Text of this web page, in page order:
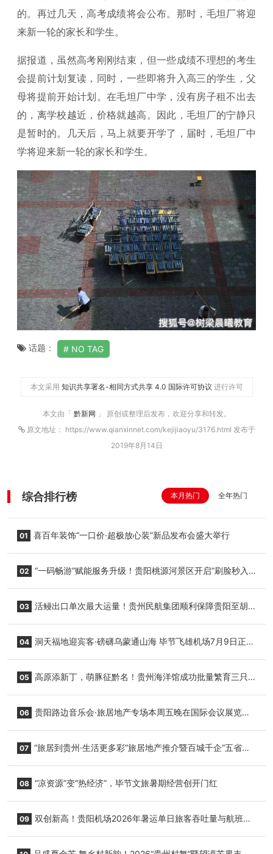
的。再过几天，高考成绩将会公布。那时，毛坦厂将迎
来新一轮的家长和学生。
据报道，虽然高考刚刚结束，但一些成绩不理想的考生
会提前计划复读，同时，一些即将升入高三的学生，父
母将提前开始计划。在毛坦厂中学，没有房子租不出去
的，离学校越近，价格就越高。因此，毛坦厂的宁静只
是暂时的。几天后，马上就要开学了，届时，毛坦厂中
学将迎来新一轮的家长和学生。
话题： NO TAG
本文采用 知识共享署名-相同方式共享 4.0 国际许可协议 进行许可
本文由「 黔新网 」 原创或整理后发布，欢迎分享和转发。
原文地址： https://www.qianxinnet.com/kejijiaoyu/3176.html 发布于
2019年8月14日
综合排行榜 本月热门 全年热门
01 喜百年装饰“一口价·超极放心装”新品发布会盛大举行
02 “一码畅游”赋能服务升级！贵阳桃源河景区开启“刷脸秒入
03 活鳗出口单次最大运量！贵州民航集团顺利保障贵阳至胡
04 洞天福地迎宾客·磅礴乌蒙通山海 毕节飞雄机场7月9日正式
05 高原添新丁，萌豚征黔名！贵州海洋馆成功批量繁育三只
06 贵阳路边音乐会·旅居地产专场本周五晚在国际会议展览中
07 “旅居到贵州·生活更多彩”旅居地产推介暨百城千企“五省
08 “凉资源”变“热经济”，毕节文旅暑期经营创开门红
09 双创新高！贵阳机场2026年暑运单日旅客吞吐量与航班起